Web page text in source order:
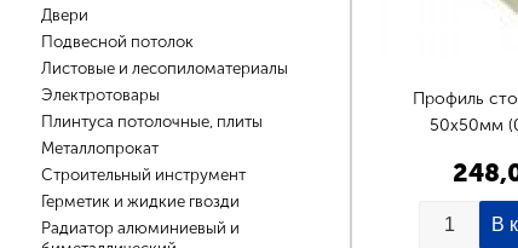
Двери
Подвесной потолок
Листовые и лесопиломатериалы
Электротовары
Плинтуса потолочные, плиты
Металлопрокат
Строительный инструмент
Герметик и жидкие гвозди
Радиатор алюминиевый и
Профиль
50х50мм